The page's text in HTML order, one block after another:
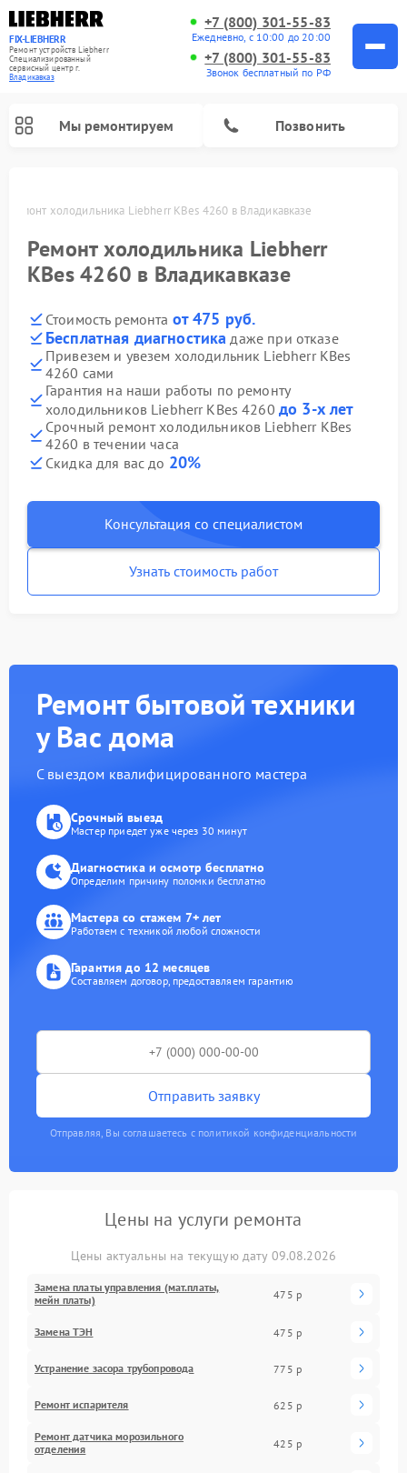
FIX-LIEBHERR
Ремонт устройств Liebherr
Специализированный
cервисный центр г.
Владикавказ
+7 (800) 301-55-83
Ежедневно, с 10:00 до 20:00
+7 (800) 301-55-83
Звонок бесплатный по РФ
Мы ремонтируем Позвонить
Ремонт холодильника Liebherr KBes 4260 в Владикавказе
Ремонт холодильника Liebherr
KBes 4260 в Владикавказе
Стоимость ремонта от 475 руб.
Бесплатная диагностика даже при отказе
Привезем и увезем холодильник Liebherr KBes
4260 сами
Гарантия на наши работы по ремонту
холодильников Liebherr KBes 4260 до 3-х лет
Срочный ремонт холодильников Liebherr KBes
4260 в течении часа
Скидка для вас до 20%
Консультация со специалистом
Узнать стоимость работ
Ремонт бытовой техники
у Вас дома
С выездом квалифицированного мастера
Срочный выезд
Мастер приедет уже через 30 минут
Диагностика и осмотр бесплатно
Определим причину поломки бесплатно
Мастера со стажем 7+ лет
Работаем с техникой любой сложности
Гарантия до 12 месяцев
Составляем договор, предоставляем гарантию
Отправить заявку
Отправляя, Вы соглашаетесь с политикой конфиденциальности
Цены на услуги ремонта
Цены актуальны на текущую дату 09.08.2026
Замена платы управления (мат.платы,
мейн платы)
475 р
Замена ТЭН 475 р
Устранение засора трубопровода 775 р
Ремонт испарителя 625 р
Ремонт датчика морозильного
отделения
425 р